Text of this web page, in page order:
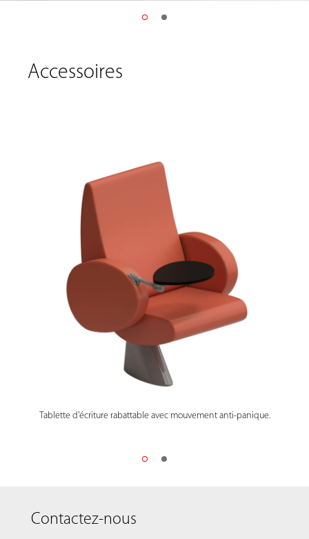
Accessoires
Tablette d'écriture rabattable avec mouvement anti-panique.
Contactez-nous